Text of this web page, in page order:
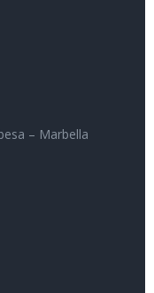
– Marbella